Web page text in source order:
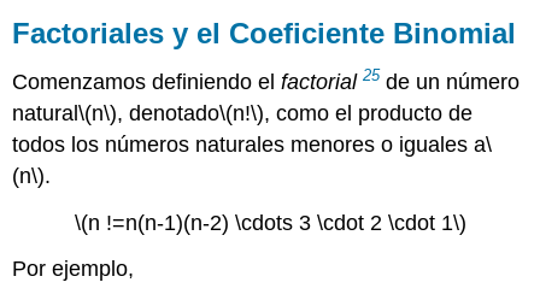
Factoriales y el Coeficiente Binomial
Comenzamos definiendo elfactorial25 de un número
natural\(n\), denotado\(n!\), como el producto de
todos los números naturales menores o iguales a\
(n\).
\(n !=n(n-1)(n-2) \cdots 3 \cdot 2 \cdot 1\)
Por ejemplo,